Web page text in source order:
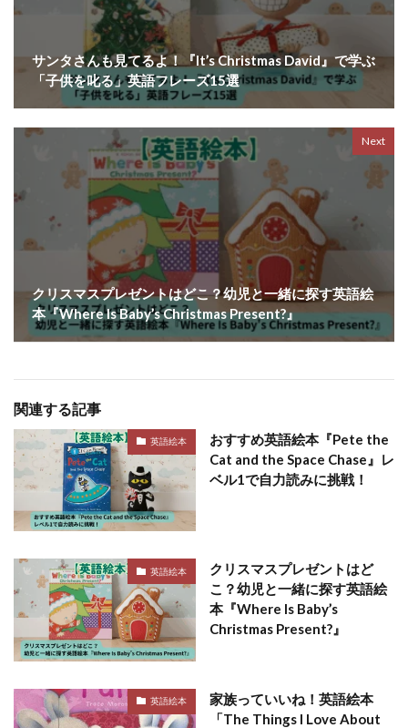
サンタさんも見てるよ！『It’s Christmas David』で学ぶ
「子供を叱る」英語フレーズ15選
Next
クリスマスプレゼントはどこ？幼児と一緒に探す英語絵
本『Where Is Baby’s Christmas Present?』
関連する記事
英語絵本
おすすめ英語絵本『Pete the
Cat and the Space Chase』レ
ベル1で自力読みに挑戦！
英語絵本
クリスマスプレゼントはど
こ？幼児と一緒に探す英語絵
本『Where Is Baby’s
Christmas Present?』
英語絵本
家族っていいね！英語絵本
「The Things I Love About